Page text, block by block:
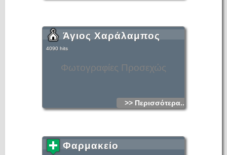
Φωτογραφίες Προσεχώς
Άγιος Χαράλαμπος
4090 hits
>> Περισσότερα...
Φαρμακείο